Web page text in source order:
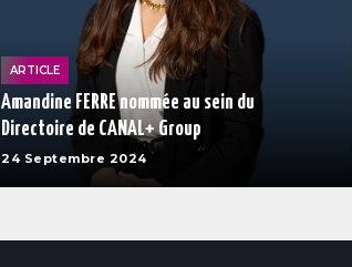
ARTICLE
Amandine FERRE nommée au sein du
Directoire de CANAL+ Group
24 Septembre 2024